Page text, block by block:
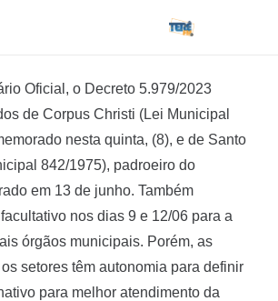
Oficial, o Decreto 5.979/2023
de Corpus Christi (Lei Municipal
nesta quinta, (8), e de Santo
842/1975), padroeiro do
em 13 de junho. Também
nos dias 9 e 12/06 para a
órgãos municipais. Porém, as
setores têm autonomia para definir
para melhor atendimento da